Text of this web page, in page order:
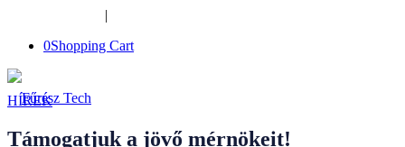
|
0Shopping Cart
HÍREK
Támogatjuk a jövő mérnökeit!